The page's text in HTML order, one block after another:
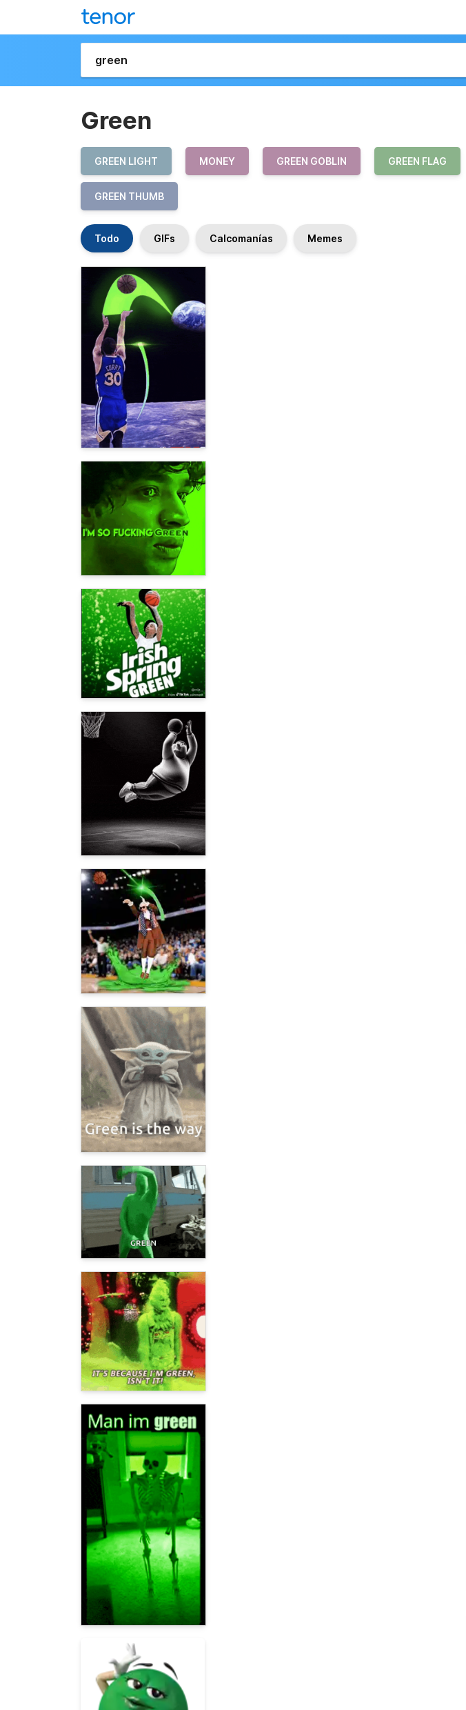
Green
GREEN LIGHT MONEY GREEN GOBLIN GREEN FLAG
GREEN THUMB
Todo GIFs Calcomanías Memes